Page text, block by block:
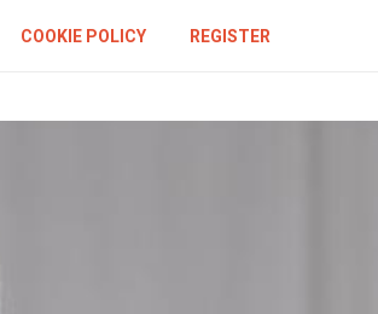
COOKIE POLICY REGISTER